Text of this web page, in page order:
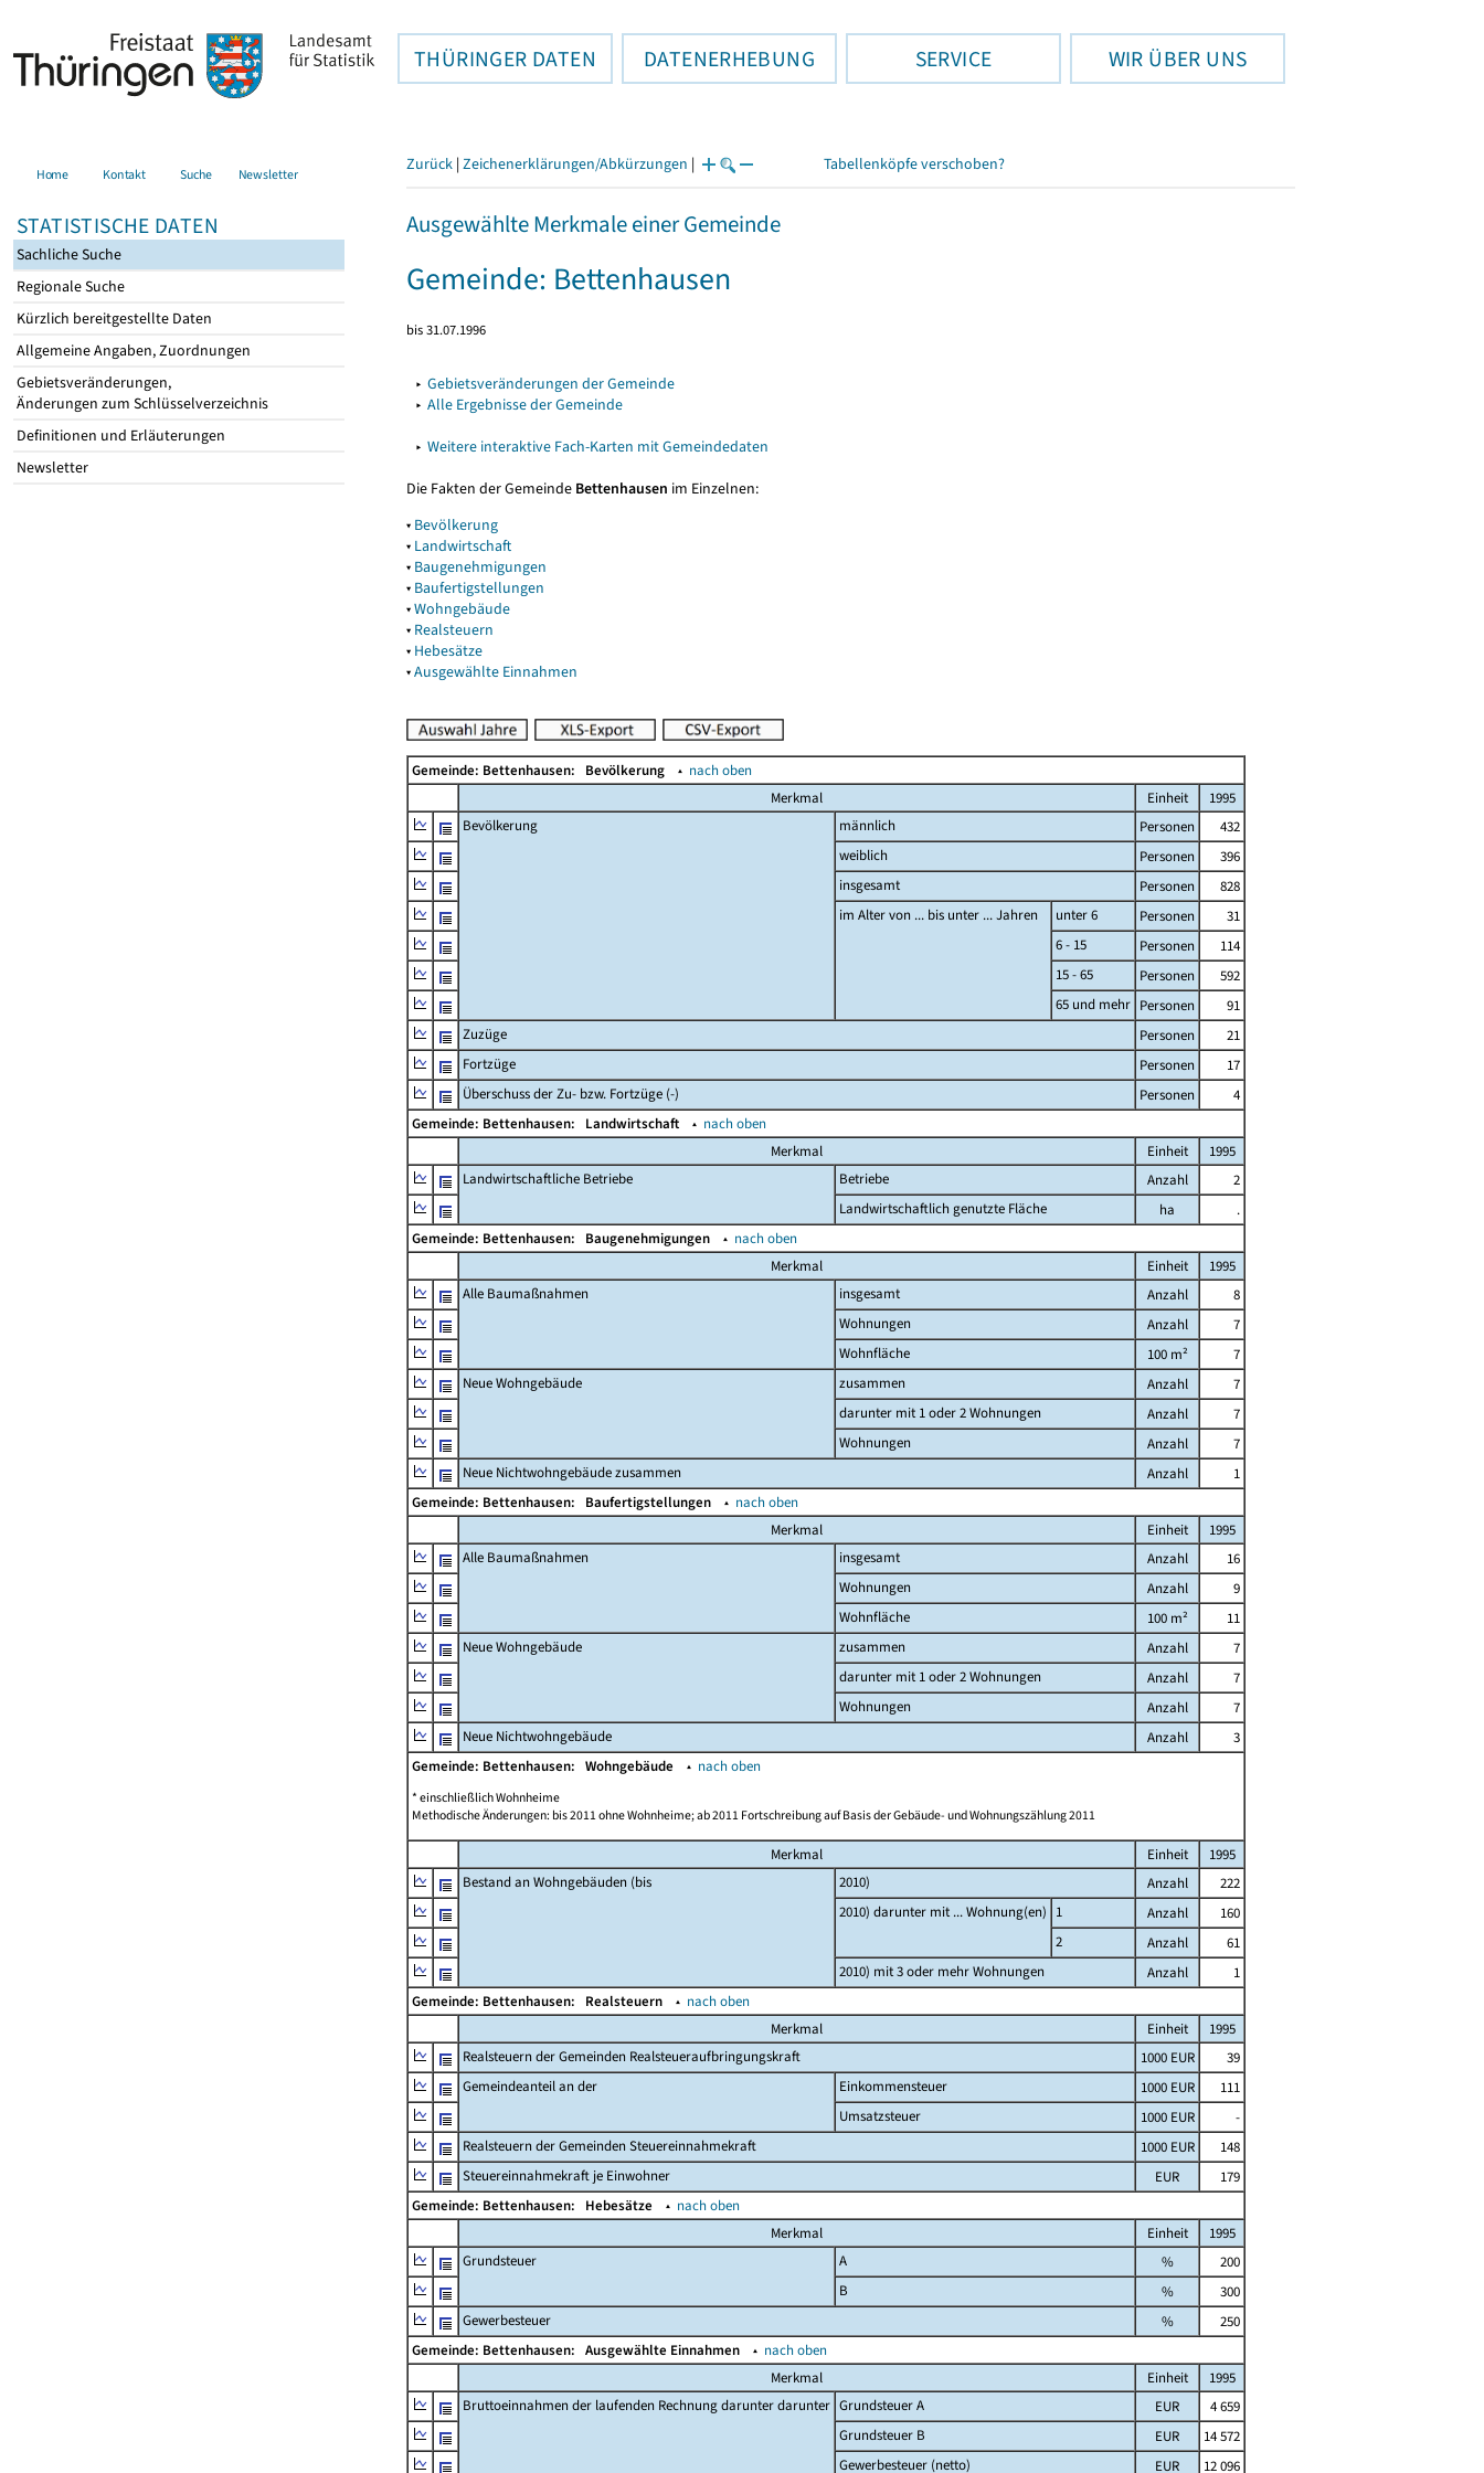
THÜRINGER DATEN DATENERHEBUNG SERVICE WIR ÜBER UNS
Home Kontakt Suche Newsletter
STATISTISCHE DATEN
Sachliche Suche
Regionale Suche
Kürzlich bereitgestellte Daten
Allgemeine Angaben, Zuordnungen
Gebietsveränderungen,
Änderungen zum Schlüsselverzeichnis
Definitionen und Erläuterungen
Newsletter
Zurück | Zeichenerklärungen/Abkürzungen | Tabellenköpfe verschoben?
Ausgewählte Merkmale einer Gemeinde
Gemeinde: Bettenhausen
bis 31.07.1996
▸ Gebietsveränderungen der Gemeinde
▸ Alle Ergebnisse der Gemeinde
▸ Weitere interaktive Fach-Karten mit Gemeindedaten
Die Fakten der Gemeinde Bettenhausen im Einzelnen:
▾ Bevölkerung
▾ Landwirtschaft
▾ Baugenehmigungen
▾ Baufertigstellungen
▾Wohngebäude
▾ Realsteuern
▾ Hebesätze
▾Ausgewählte Einnahmen
Gemeinde: Bettenhausen: Bevölkerung ▴ nach oben
Merkmal
Einheit
1995
Bevölkerung
männlich Personen
432
weiblich
Personen
396
insgesamt
Personen
828
im Alter von ... bis unter ... Jahren
unter 6 Personen
31
6 - 15
Personen
114
15 - 65
Personen
592
65 und mehr Personen
91
Zuzüge
Personen
21
Fortzüge
Personen
17
Überschuss der Zu- bzw. Fortzüge (-)
Personen
4
Gemeinde: Bettenhausen: Landwirtschaft ▴ nach oben
Merkmal
Einheit
1995
Landwirtschaftliche Betriebe
Betriebe Anzahl
2
Landwirtschaftlich genutzte Fläche
ha
.
Gemeinde: Bettenhausen: Baugenehmigungen ▴ nach oben
Merkmal
Einheit
1995
Alle Baumaßnahmen
insgesamt Anzahl
8
Wohnungen
Anzahl
7
Wohnfläche
100 m²
7
Neue Wohngebäude
zusammen Anzahl
7
darunter mit 1 oder 2 Wohnungen
Anzahl
7
Wohnungen
Anzahl
7
Neue Nichtwohngebäude zusammen
Anzahl
1
Gemeinde: Bettenhausen: Baufertigstellungen ▴ nach oben
Merkmal
Einheit
1995
Alle Baumaßnahmen
insgesamt Anzahl
16
Wohnungen
Anzahl
9
Wohnfläche
100 m²
11
Neue Wohngebäude
zusammen Anzahl
7
darunter mit 1 oder 2 Wohnungen
Anzahl
7
Wohnungen
Anzahl
7
Neue Nichtwohngebäude
Anzahl
3
Gemeinde: Bettenhausen: Wohngebäude ▴ nach oben
* einschließlich Wohnheime
Methodische Änderungen: bis 2011 ohne Wohnheime; ab 2011 Fortschreibung auf Basis der Gebäude- und Wohnungszählung 2011
Merkmal Einheit
1995
Bestand an Wohngebäuden (bis
2010) Anzahl
222
2010) darunter mit ... Wohnung(en) 1 Anzahl
160
2
Anzahl
61
2010) mit 3 oder mehr Wohnungen
Anzahl
1
Gemeinde: Bettenhausen: Realsteuern ▴ nach oben
Merkmal
Einheit
1995
Realsteuern der Gemeinden Realsteueraufbringungskraft
1000 EUR
39
Gemeindeanteil an der
Einkommensteuer 1000 EUR
111
Umsatzsteuer
1000 EUR
-
Realsteuern der Gemeinden Steuereinnahmekraft
1000 EUR
148
Steuereinnahmekraft je Einwohner
EUR
179
Gemeinde: Bettenhausen: Hebesätze ▴ nach oben
Merkmal
Einheit
1995
Grundsteuer
A %
200
B
%
300
Gewerbesteuer
%
250
Gemeinde: Bettenhausen: Ausgewählte Einnahmen ▴ nach oben
Merkmal
Einheit
1995
Bruttoeinnahmen der laufenden Rechnung darunter darunter Grundsteuer A EUR
4 659
Grundsteuer B
EUR
14 572
Gewerbesteuer (netto)
EUR 12 096